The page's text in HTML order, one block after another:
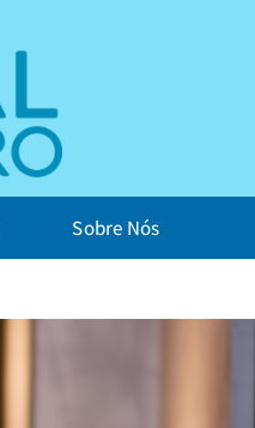
Sobre Nós